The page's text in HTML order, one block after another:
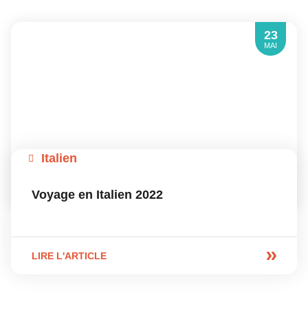
23
MAI
Italien
Voyage en Italien 2022
LIRE L'ARTICLE